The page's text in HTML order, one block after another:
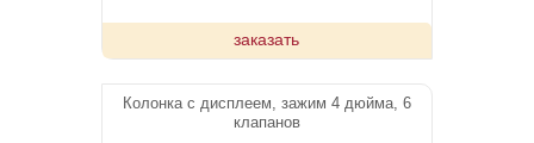
заказать
Колонка с дисплеем, зажим 4 дюйма, 6
клапанов